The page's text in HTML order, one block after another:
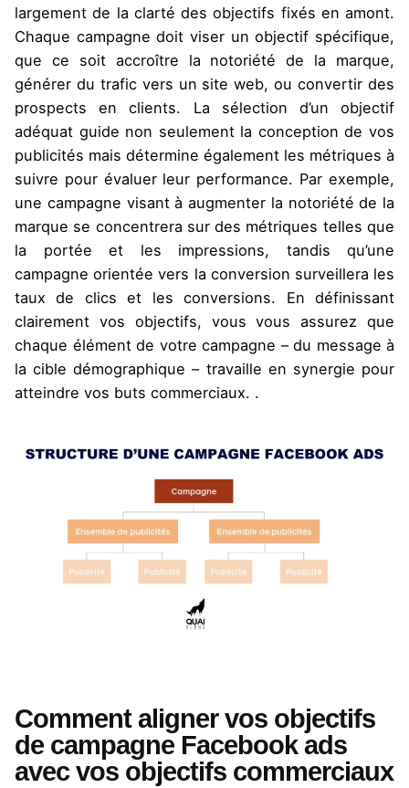
largement de la clarté des objectifs fixés en amont.
Chaque campagne doit viser un objectif spécifique,
que ce soit accroître la notoriété de la marque,
générer du trafic vers un site web, ou convertir des
prospects en clients. La sélection d’un objectif
adéquat guide non seulement la conception de vos
publicités mais détermine également les métriques à
suivre pour évaluer leur performance. Par exemple,
une campagne visant à augmenter la notoriété de la
marque se concentrera sur des métriques telles que
la portée et les impressions, tandis qu’une
campagne orientée vers la conversion surveillera les
taux de clics et les conversions. En définissant
clairement vos objectifs, vous vous assurez que
chaque élément de votre campagne – du message à
la cible démographique – travaille en synergie pour
atteindre vos buts commerciaux. .
Comment aligner vos objectifs
de campagne Facebook ads
avec vos objectifs commerciaux